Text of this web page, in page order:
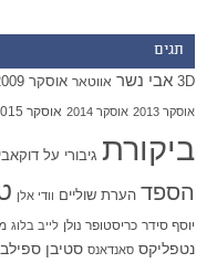
תגים
3D אבי נשר אווטאר אוסקר 2009
אוסקר 2013 אוסקר 2014 אוסקר 2015
ביקורת גיבורי על
הספד הערת שוליים וודי אלן
יוסף סידר כריסטופר נולן לייב בלוג
נטפליקס סאנדאנס סטיבן